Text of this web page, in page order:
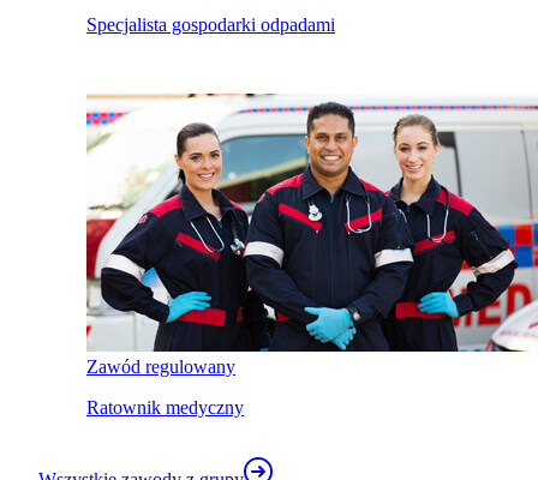
Specjalista gospodarki odpadami
Zawód regulowany
Ratownik medyczny